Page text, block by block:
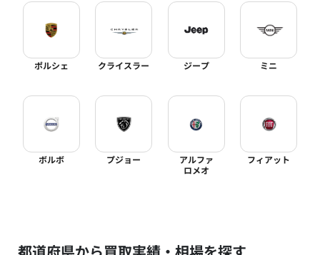
ポルシェ クライスラー ジープ ミニ
ボルボ プジョー
アルファ
ロメオ
フィアット